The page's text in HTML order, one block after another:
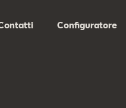
Configuratore